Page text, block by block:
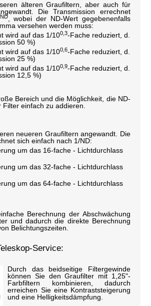
älteren Graufiltern, aber auch für
Die Transmission errechnet
ND, wobei der ND-Wert gegebenenfalls
versehen werden muss:
wird auf das 1/100,3-Fache reduziert, d.
50 %)
wird auf das 1/100,6-Fache reduziert, d.
25 %)
wird auf das 1/100,9-Fache reduziert, d.
12,5 %)
Bereich und die Möglichkeit, die ND-
Filter einfach zu addieren.
neueren Graufiltern angewandt. Die
sich einfach nach 1/ND:
um das 16-fache - Lichtdurchlass
um das 32-fache - Lichtdurchlass
um das 64-fache - Lichtdurchlass
Berechnung der Abschwächung
und dadurch die direkte Berechnung
Belichtungszeiten.
Service:
Durch das beidseitige Filtergewinde
können Sie den Graufilter mit 1,25"-
Farbfiltern kombinieren, dadurch
erreichen Sie eine Kontraststeigerung
und eine Helligkeitsdämpfung.